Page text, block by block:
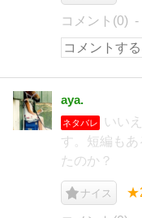
コメント(0)
aya.
ネタバレ
いい
す。短編も
たのか？
ナイス